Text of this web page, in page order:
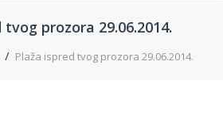
prozora 29.06.2014.
Plaža ispred tvog prozora 29.06.2014.